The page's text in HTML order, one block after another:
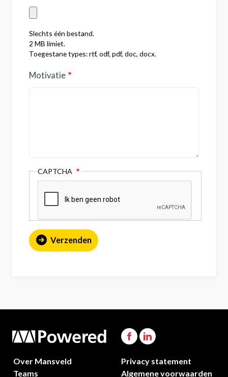
Slechts één bestand.
2 MB limiet.
Toegestane types: rtf, odf, pdf, doc, docx.
Motivatie
CAPTCHA
Over Mansveld
Teams
Privacy statement
Algemene voorwaarden